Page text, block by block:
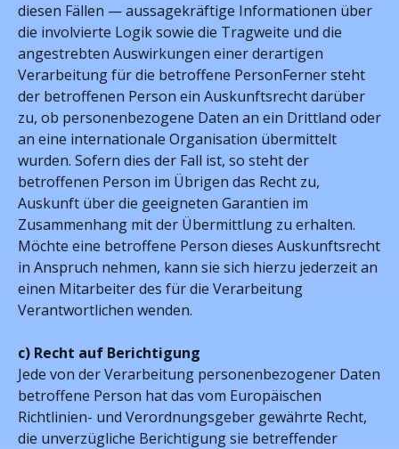
diesen Fällen — aussagekräftige Informationen über
die involvierte Logik sowie die Tragweite und die
angestrebten Auswirkungen einer derartigen
Verarbeitung für die betroffene PersonFerner steht
der betroffenen Person ein Auskunftsrecht darüber
zu, ob personenbezogene Daten an ein Drittland oder
an eine internationale Organisation übermittelt
wurden. Sofern dies der Fall ist, so steht der
betroffenen Person im Übrigen das Recht zu,
Auskunft über die geeigneten Garantien im
Zusammenhang mit der Übermittlung zu erhalten.
Möchte eine betroffene Person dieses Auskunftsrecht
in Anspruch nehmen, kann sie sich hierzu jederzeit an
einen Mitarbeiter des für die Verarbeitung
Verantwortlichen wenden.
c) Recht auf Berichtigung
Jede von der Verarbeitung personenbezogener Daten
betroffene Person hat das vom Europäischen
Richtlinien- und Verordnungsgeber gewährte Recht,
die unverzügliche Berichtigung sie betreffender